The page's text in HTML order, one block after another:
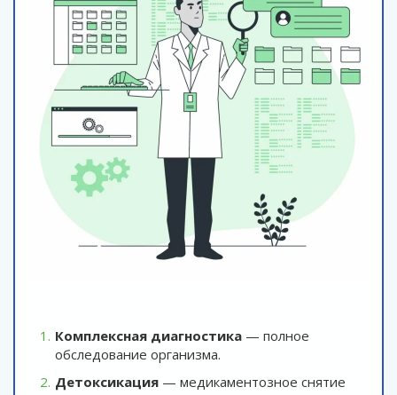
Комплексная диагностика — полное
обследование организма.
Детоксикация — медикаментозное снятие